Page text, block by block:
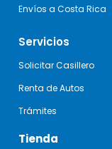
Envíos a Costa Rica
Servicios
Solicitar Casillero
Renta de Autos
Trámites
Tienda